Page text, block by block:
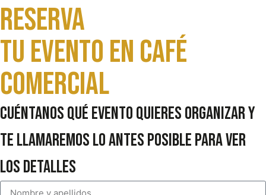
Reserva
Tu evento en Café
comercial
Cuéntanos qué evento quieres organizar y
te llamaremos lo antes posible para ver
los detalles